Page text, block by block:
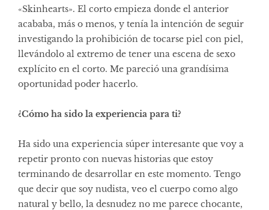
«Skinhearts». El corto empieza donde el anterior
acababa, más o menos, y tenía la intención de seguir
investigando la prohibición de tocarse piel con piel,
llevándolo al extremo de tener una escena de sexo
explícito en el corto. Me pareció una grandísima
oportunidad poder hacerlo.
¿Cómo ha sido la experiencia para ti?
Ha sido una experiencia súper interesante que voy a
repetir pronto con nuevas historias que estoy
terminando de desarrollar en este momento. Tengo
que decir que soy nudista, veo el cuerpo como algo
natural y bello, la desnudez no me parece chocante,